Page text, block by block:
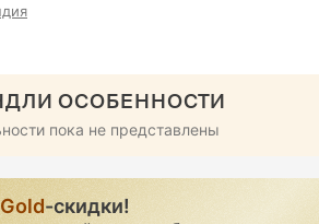
ОСОБЕННОСТИ
пока не представлены
Gold-скидки!